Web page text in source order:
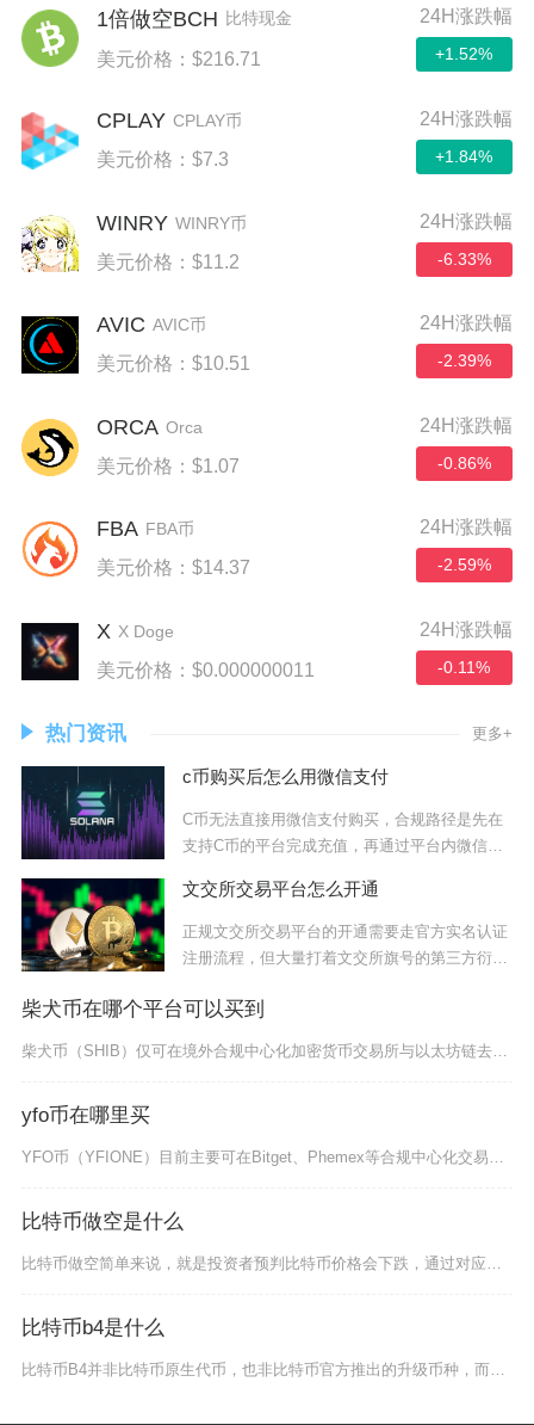
1倍做空BCH 比特现金
美元价格：$216.71
24H涨跌幅
+1.52%
CPLAY CPLAY币
美元价格：$7.3
24H涨跌幅
+1.84%
WINRY WINRY币
美元价格：$11.2
24H涨跌幅
-6.33%
AVIC AVIC币
美元价格：$10.51
24H涨跌幅
-2.39%
ORCA Orca
美元价格：$1.07
24H涨跌幅
-0.86%
FBA FBA币
美元价格：$14.37
24H涨跌幅
-2.59%
X X Doge
美元价格：$0.000000011
24H涨跌幅
-0.11%
热门资讯 更多+
c币购买后怎么用微信支付
C币无法直接用微信支付购买，合规路径是先在
支持C币的平台完成充值，再通过平台内微信支
文交所交易平台怎么开通
正规文交所交易平台的开通需要走官方实名认证
注册流程，但大量打着文交所旗号的第三方衍生
柴犬币在哪个平台可以买到
柴犬币（SHIB）仅可在境外合规中心化加密货币交易所与以太坊链去中心化交易平台进行兑换买入
yfo币在哪里买
YFO币（YFIONE）目前主要可在Bitget、Phemex等合规中心化交易所，以及通过
比特币做空是什么
比特币做空简单来说，就是投资者预判比特币价格会下跌，通过对应的交易方式在币价下行过程中赚取
比特币b4是什么
比特币B4并非比特币原生代币，也非比特币官方推出的升级币种，而是币圈中基于币安智能链发行的